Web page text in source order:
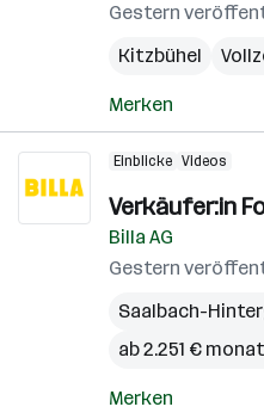
Gestern
Kitzbühel
Merken
Einblicke Videos
Verkäufer:in
Billa AG
Gestern
Saalbach-
ab 2.251 €
Merken